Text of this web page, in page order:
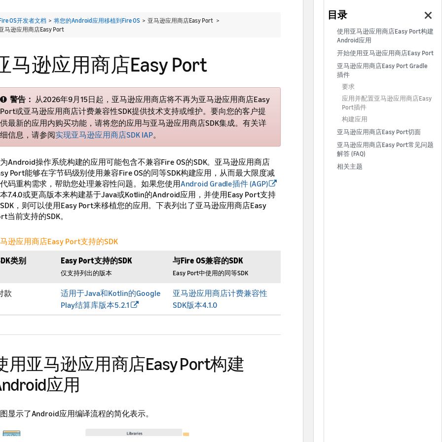
OS开发者文档 > 将您的Android应用移植到Fire OS > 亚马逊应用商店Easy Port >
马逊应用商店Easy Port
马逊应用商店Easy Port
警告： 从2026年9月15日起，亚马逊应用商店将不再为亚马逊应用商店Easy
Port或亚马逊应用商店计费兼容性SDK提供技术支持或维护。要向您的客户提
供最新的应用内购买功能，请将您的应用与亚马逊应用商店SDK集成。有关详
细信息，请参阅实现亚马逊应用商店SDK IAP。
Android操作系统构建的应用可能包含不兼容Fire OS的SDK。亚马逊应用商店
Port能够在字节码级别使用兼容Fire OS的同等SDK构建应用，从而最大限度减
码重构需求，帮助您处理兼容性问题。如果您使用Android Gradle插件 (AGP)
7.4.0或更高版本来构建基于Java或Kotlin的Android应用，并使用Easy Port支持
，则可以使用Easy Port来移植您的应用。下表列出了亚马逊应用商店Easy
当前支持的SDK。
逊应用商店Easy Port支持的SDK
类别
Easy Port支持的SDK
仅支持列出的版本
与Fire OS兼容的SDK
Easy Port中使用的同等SDK
款
适用于Java和Kotlin的Google
Play结算库版本5.2.1
亚马逊应用商店计费兼容性
SDK版本4.1.0
用亚马逊应用商店Easy Port构建
应用
显示了Android应用编译流程的简化表示。
使用亚马逊应用商店Easy Port构建
Android应用
开始使用亚马逊应用商店Easy Port
亚马逊应用商店Easy Port Gradle
插件
要求
应用并配置亚马逊应用商店Easy
Port插件
构建应用
亚马逊应用商店Easy Port切面
亚马逊应用商店Easy Port常见问题
解答 (FAQ)
相关主题